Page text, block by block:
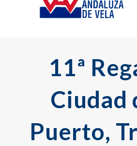
11ª
Ciudad
Puerto,